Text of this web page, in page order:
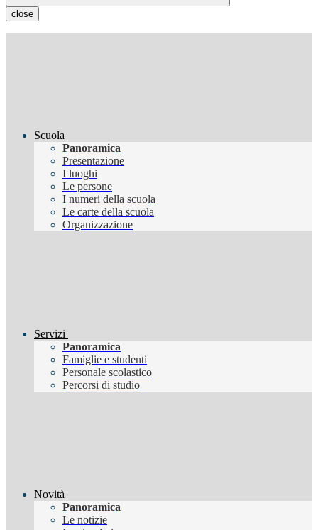
close
Scuola
Panoramica
Presentazione
I luoghi
Le persone
I numeri della scuola
Le carte della scuola
Organizzazione
Servizi
Panoramica
Famiglie e studenti
Personale scolastico
Percorsi di studio
Novità
Panoramica
Le notizie